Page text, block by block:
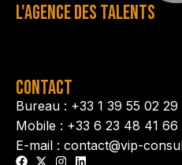
L'AGENCE DES TALENTS
CONTACT
Bureau : +33 1 39 55 02 29
Mobile : +33 6 23 48 41 66
E-mail : contact@vip-